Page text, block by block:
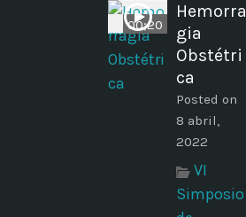
00;20
Hemorra
gia
Obstétri
ca
Posted on
8 abril,
2022
VI
Simposio